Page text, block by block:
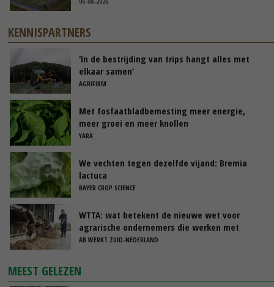
KENNISPARTNERS
‘In de bestrijding van trips hangt alles met
elkaar samen’
AGRIFIRM
Met fosfaatbladbemesting meer energie,
meer groei en meer knollen
YARA
We vechten tegen dezelfde vijand: Bremia
lactuca
BAYER CROP SCIENCE
WTTA: wat betekent de nieuwe wet voor
agrarische ondernemers die werken met
uitzendkrachten?
AB WERKT ZUID-NEDERLAND
MEEST GELEZEN